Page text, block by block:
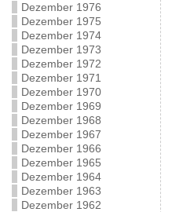
Dezember 1976
Dezember 1975
Dezember 1974
Dezember 1973
Dezember 1972
Dezember 1971
Dezember 1970
Dezember 1969
Dezember 1968
Dezember 1967
Dezember 1966
Dezember 1965
Dezember 1964
Dezember 1963
Dezember 1962